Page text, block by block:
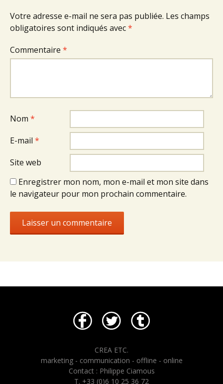
Votre adresse e-mail ne sera pas publiée. Les champs
obligatoires sont indiqués avec*
Commentaire *
Nom *
E-mail *
Site web
Enregistrer mon nom, mon e-mail et mon site dans
le navigateur pour mon prochain commentaire.
CREA ETC.
marketing - communication - offline - online
Contact : Philippe Ciamous
T. +33 (0)6 10 25 36 72